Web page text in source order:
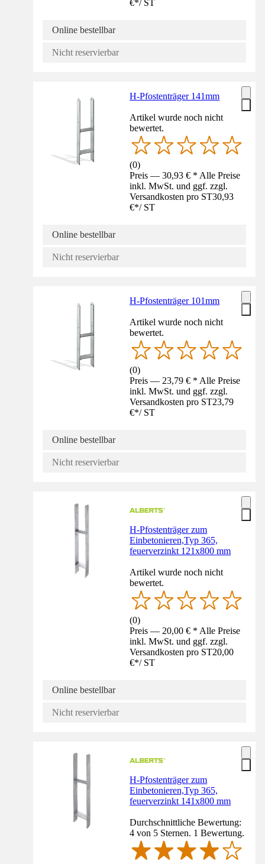
€*/ ST
Online bestellbar
Nicht reservierbar
H-Pfostenträger 141mm
Artikel wurde noch nicht
bewertet.
(0)
Preis — 30,93 € * Alle Preise
inkl. MwSt. und ggf. zzgl.
Versandkosten pro ST30,93
€*/ ST
Online bestellbar
Nicht reservierbar
H-Pfostenträger 101mm
Artikel wurde noch nicht
bewertet.
(0)
Preis — 23,79 € * Alle Preise
inkl. MwSt. und ggf. zzgl.
Versandkosten pro ST23,79
€*/ ST
Online bestellbar
Nicht reservierbar
H-Pfostenträger zum
Einbetonieren,Typ 365,
feuerverzinkt 121x800 mm
Artikel wurde noch nicht
bewertet.
(0)
Preis — 20,00 € * Alle Preise
inkl. MwSt. und ggf. zzgl.
Versandkosten pro ST20,00
€*/ ST
Online bestellbar
Nicht reservierbar
H-Pfostenträger zum
Einbetonieren,Typ 365,
feuerverzinkt 141x800 mm
Durchschnittliche Bewertung:
4 von 5 Sternen. 1 Bewertung.